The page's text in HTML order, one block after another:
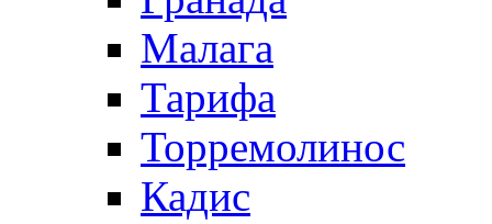
Малага
Тарифа
Торремолинос
Кадис